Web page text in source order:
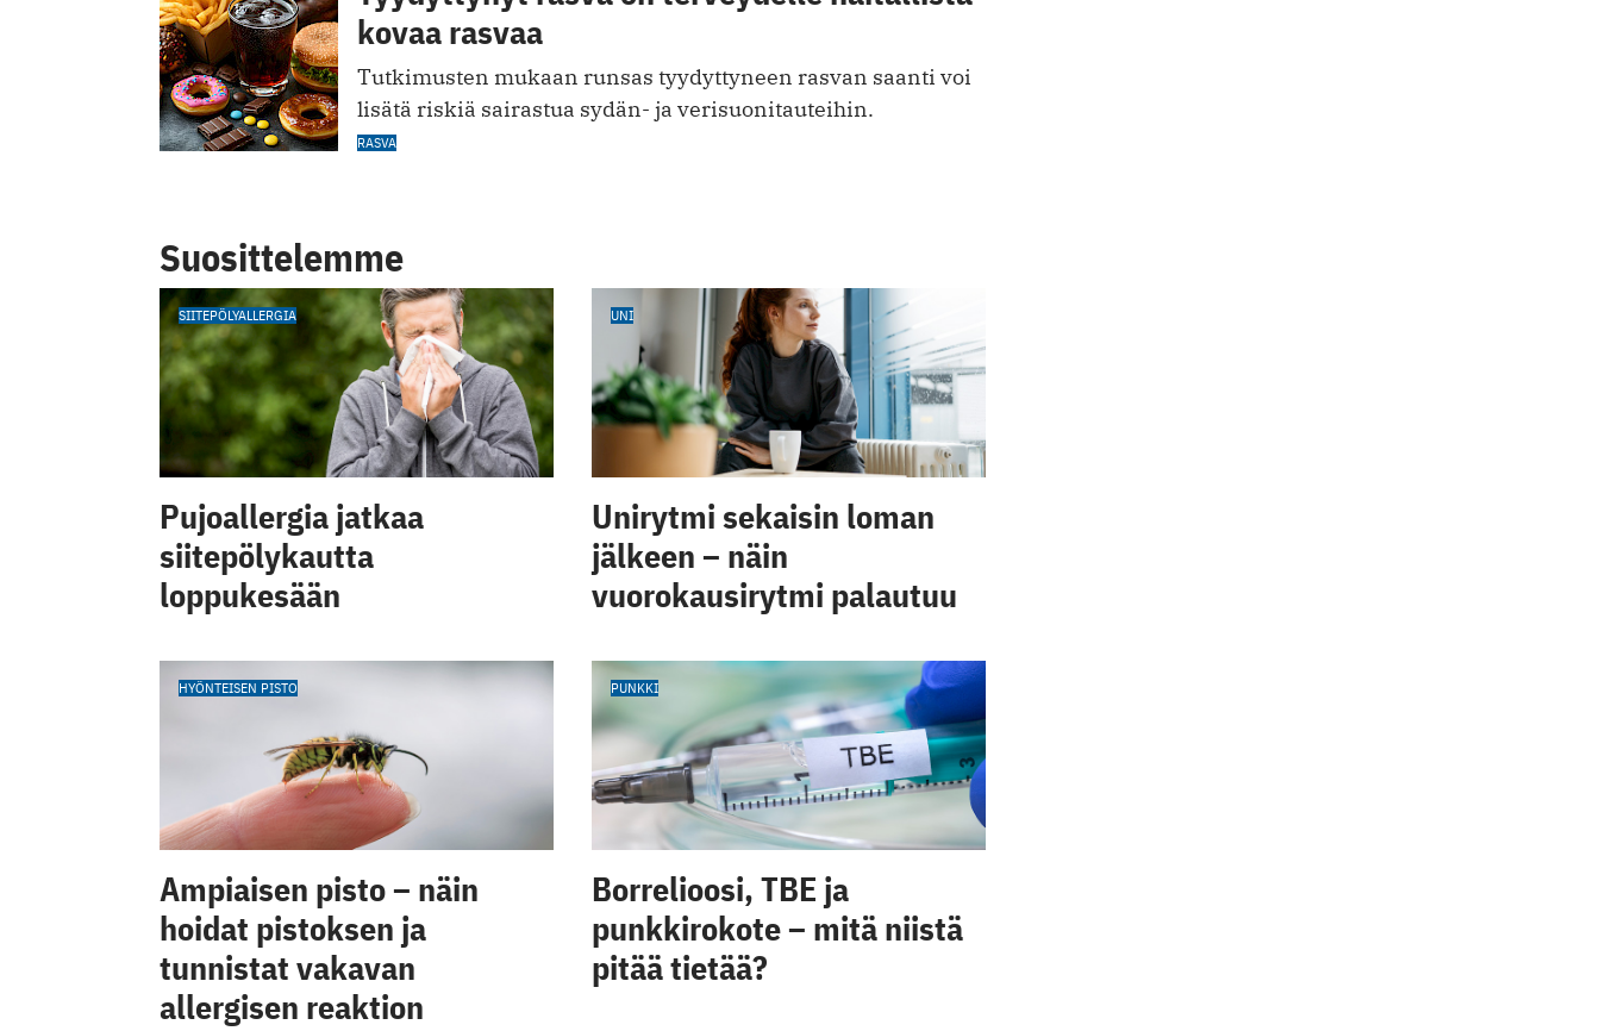
kovaa rasvaa
Tutkimusten mukaan runsas tyydyttyneen rasvan saanti voi
lisätä riskiä sairastua sydän- ja verisuonitauteihin.
RASVA
Suosittelemme
SIITEPÖLYALLERGIA
Pujoallergia jatkaa
siitepölykautta
loppukesään
UNI
Unirytmi sekaisin loman
jälkeen – näin
vuorokausirytmi palautuu
HYÖNTEISEN PISTO
Ampiaisen pisto – näin
hoidat pistoksen ja
tunnistat vakavan
allergisen reaktion
PUNKKI
Borrelioosi, TBE ja
punkkirokote – mitä niistä
pitää tietää?